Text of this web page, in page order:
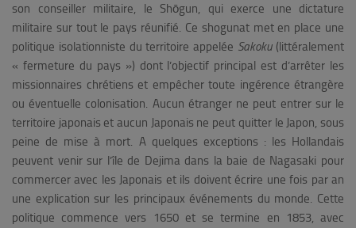
son conseiller militaire, le Shōgun, qui exerce une dictature
militaire sur tout le pays réunifié. Ce shogunat met en place une
politique isolationniste du territoire appelée Sakoku(littéralement
« fermeture du pays ») dont l’objectif principal est d’arrêter les
missionnaires chrétiens et empêcher toute ingérence étrangère
ou éventuelle colonisation. Aucun étranger ne peut entrer sur le
territoire japonais et aucun Japonais ne peut quitter le Japon, sous
peine de mise à mort. A quelques exceptions : les Hollandais
peuvent venir sur l’île de Dejima dans la baie de Nagasaki pour
commercer avec les Japonais et ils doivent écrire une fois par an
une explication sur les principaux événements du monde. Cette
politique commence vers 1650 et se termine en 1853, avec